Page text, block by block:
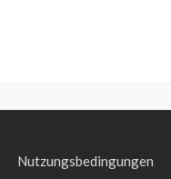
Nutzungsbedingungen